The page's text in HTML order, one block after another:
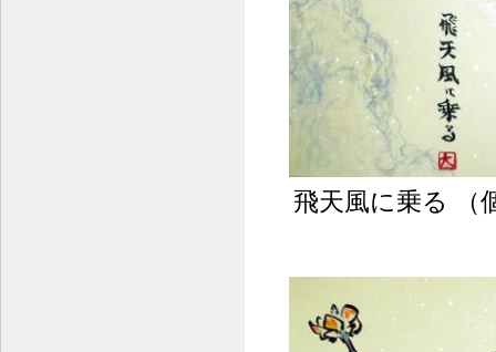
飛天風に乗る （